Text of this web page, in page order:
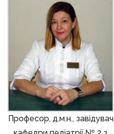
Професор, д.м.н., завідувач